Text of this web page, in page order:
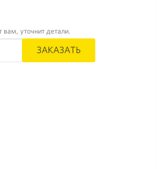
уточнит детали.
ЗАКАЗАТЬ